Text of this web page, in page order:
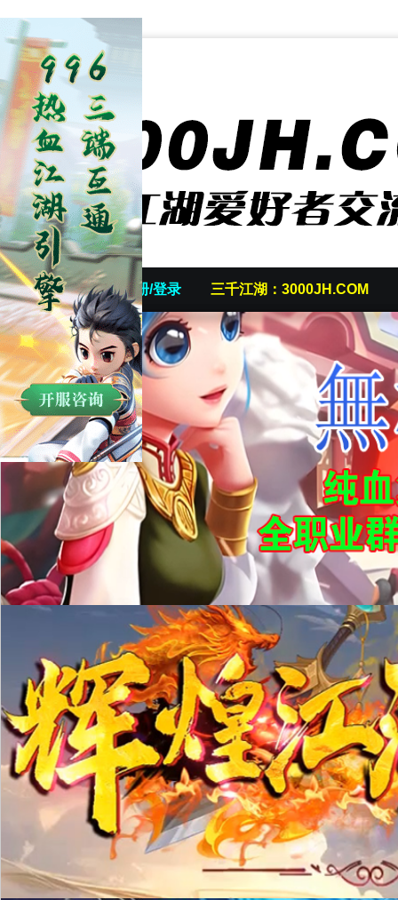
首页 发帖/注册/登录 三千江湖：3000JH.COM